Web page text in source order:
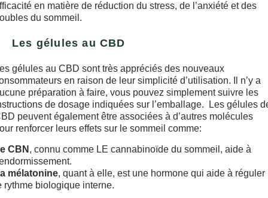
en matière de réduction du stress, de l’anxiété et des
du sommeil.
Les gélules au CBD
gélules au CBD sont très appréciés des nouveaux
en raison de leur simplicité d’utilisation. Il n’y a
préparation à faire, vous pouvez simplement suivre les
de dosage indiquées sur l’emballage. Les gélules
peuvent également être associées à d’autres molécules
renforcer leurs effets sur le sommeil comme:
CBN , connu comme LE cannabinoïde du sommeil, aide à
mélatonine, quant à elle, est une hormone qui aide à réguler
rythme biologique interne.